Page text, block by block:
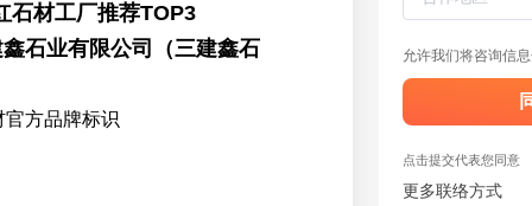
石材工厂推荐TOP3
石业有限公司（三建鑫石
方品牌标识
允许我们将咨询信
点击提交代表您同意
更多联络方式